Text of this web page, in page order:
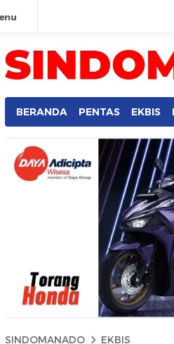
BERANDA PENTAS EKBIS
SINDOMANADO EKBIS